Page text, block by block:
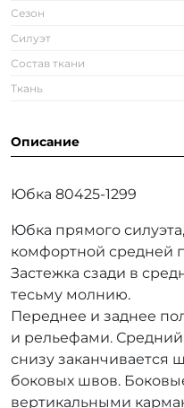
Сезон
Силуэт
Состав ткани
Ткань
Описание
Юбка 80425-1299
Юбка прямого
комфортной средней
Застежка сзади в
тесьму молнию.
Переднее и заднее
и рельефами.
снизу заканчивается
боковых швов.
вертикальными